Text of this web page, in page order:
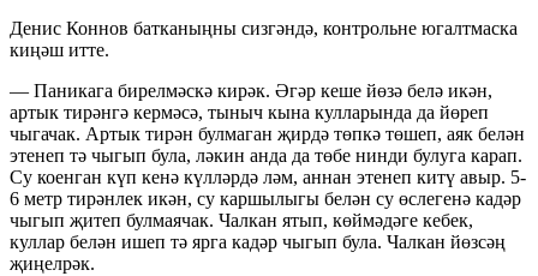
Денис Коннов батканыңны сизгәндә, контрольне югалтмаска
киңәш итте.
— Паникага бирелмәскә кирәк. Әгәр кеше йөзә белә икән,
артык тирәнгә кермәсә, тыныч кына кулларында да йөреп
чыгачак. Артык тирән булмаган җирдә төпкә төшеп, аяк белән
этенеп тә чыгып була, ләкин анда да төбе нинди булуга карап.
Су коенган күп кенә күлләрдә ләм, аннан этенеп китү авыр. 5-
6 метр тирәнлек икән, су каршылыгы белән су өслегенә кадәр
чыгып җитеп булмаячак. Чалкан ятып, көймәдәге кебек,
куллар белән ишеп тә ярга кадәр чыгып була. Чалкан йөзсәң
җиңелрәк.